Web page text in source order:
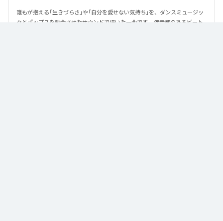
誰もが抱える「生きづらさ」や「自分を愛せない気持ち」を、ダンスミュージッ
クとポップスを融合させたサウンドで描いた一曲です。 疾走感のあるビート